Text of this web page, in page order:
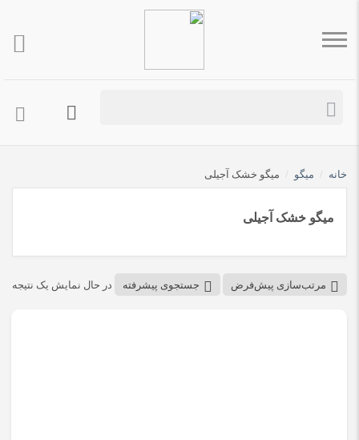
خانه / میگو / میگو خشک آجیلی
میگو خشک آجیلی
در حال نمایش یک نتیجه مرتب‌سازی پیش‌فرض جستجوی پیشرفته